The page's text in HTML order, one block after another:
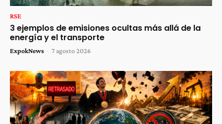
RSE
3 ejemplos de emisiones ocultas más allá de la
energía y el transporte
ExpokNews - 7 agosto 2026